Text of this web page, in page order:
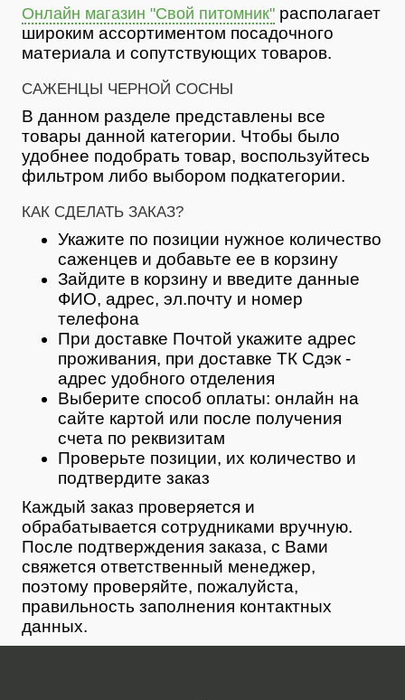
Онлайн магазин "Свой питомник" располагает
широким ассортиментом посадочного
материала и сопутствующих товаров.
САЖЕНЦЫ ЧЕРНОЙ СОСНЫ
В данном разделе представлены все
товары данной категории. Чтобы было
удобнее подобрать товар, воспользуйтесь
фильтром либо выбором подкатегории.
КАК СДЕЛАТЬ ЗАКАЗ?
Укажите по позиции нужное количество
саженцев и добавьте ее в корзину
Зайдите в корзину и введите данные
ФИО, адрес, эл.почту и номер
телефона
При доставке Почтой укажите адрес
проживания, при доставке ТК Сдэк -
адрес удобного отделения
Выберите способ оплаты: онлайн на
сайте картой или после получения
счета по реквизитам
Проверьте позиции, их количество и
подтвердите заказ
Каждый заказ проверяется и
обрабатывается сотрудниками вручную.
После подтверждения заказа, с Вами
свяжется ответственный менеджер,
поэтому проверяйте, пожалуйста,
правильность заполнения контактных
данных.